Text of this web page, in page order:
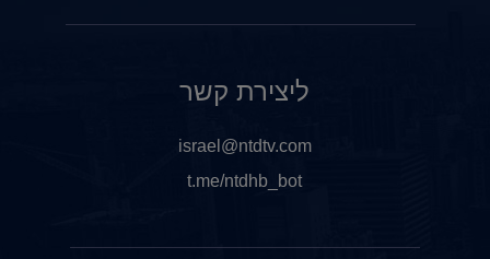
ליצירת קשר
israel@ntdtv.com
t.me/ntdhb_bot